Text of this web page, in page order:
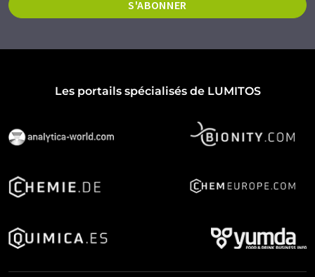
S'ABONNER
Les portails spécialisés de LUMITOS